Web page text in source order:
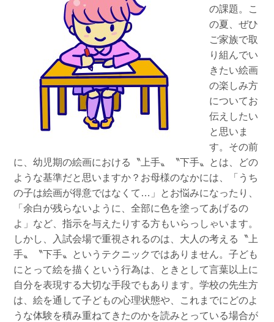
の課題。こ
の夏、ぜひ
ご家族で取
り組んでい
きたい絵画
の楽しみ方
についてお
伝えしたい
と思いま
す。その前
に、幼児期の絵画における〝上手〟〝下手〟とは、どの
ような基準だと思いますか？お母様のなかには、「うち
の子は絵画が得意ではなくて…」とお悩みになったり、
「余白が残らないように、全部に色を塗ってあげるの
よ」など、指示を与えたりする方もいらっしゃいます。
しかし、入試会場で重視されるのは、大人の考える〝上
手〟〝下手〟というテクニックではありません。子ども
にとって絵を描くという行為は、ときとして言葉以上に
自分を表現する大切な手段でもあります。学校の先生方
は、絵を通して子どもの心理状態や、これまでにどのよ
うな体験を積み重ねてきたのかを読みとっている場合が